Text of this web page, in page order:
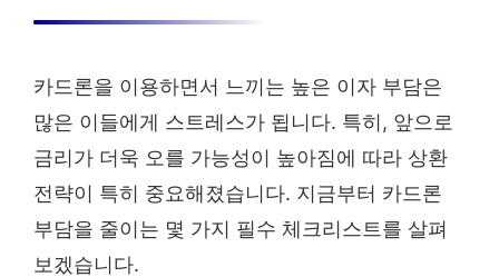
카드론을 이용하면서 느끼는 높은 이자 부담은
많은 이들에게 스트레스가 됩니다. 특히, 앞으로
금리가 더욱 오를 가능성이 높아짐에 따라 상환
전략이 특히 중요해졌습니다. 지금부터 카드론
부담을 줄이는 몇 가지 필수 체크리스트를 살펴
보겠습니다.